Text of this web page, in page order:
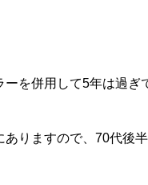
を併用して5年は過ぎ
りますので、70代後